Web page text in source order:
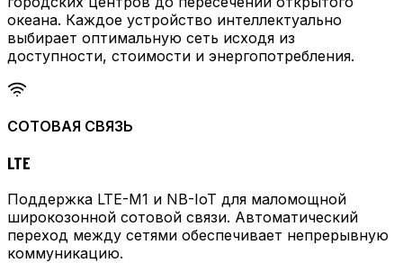
океана. Каждое устройство интеллектуально
выбирает оптимальную сеть исходя из
доступности, стоимости и энергопотребления.
СОТОВАЯ СВЯЗЬ
LTE
Поддержка LTE-M1 и NB-IoT для маломощной
широкозонной сотовой связи. Автоматический
переход между сетями обеспечивает непрерывную
коммуникацию.